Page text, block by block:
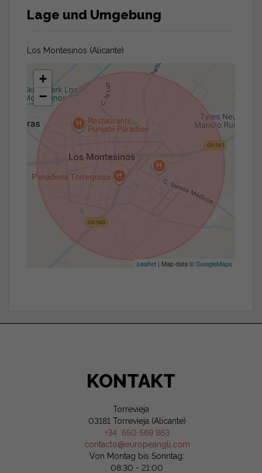
Lage und Umgebung
Los Montesinos (Alicante)
+
−
Leaflet | Map data ©GoogleMaps
KONTAKT
Torrevieja
03181 Torrevieja (Alicante)
+34 650 569 863
contacto@europeangli.com
Von Montag bis Sonntag:
08:30 - 21:00